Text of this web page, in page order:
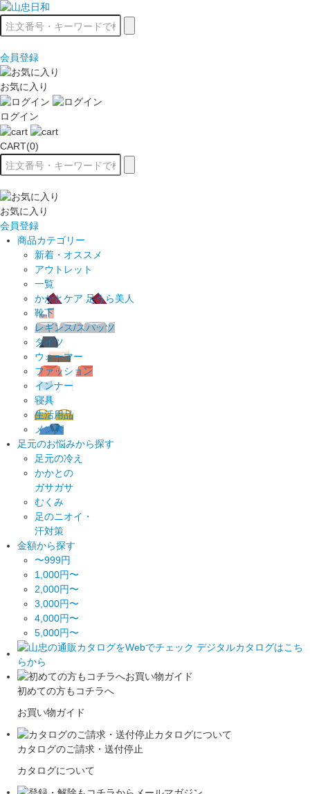
会員登録
お気に入り
ログイン
CART(0)
お気に入り
会員登録
商品カテゴリー
新着・オススメ
アウトレット
一覧
かかとケア 足うら美人
靴下
レギンス/スパッツ
タイツ
ウォーマー
ファッション
インナー
寝具
生活用品
メンズ
足元のお悩みから探す
足元の冷え
かかとの
ガサガサ
むくみ
足のニオイ・
汗対策
金額から探す
〜999円
1,000円〜
2,000円〜
3,000円〜
4,000円〜
5,000円〜
初めての方もコチラへ
お買い物ガイド
カタログのご請求・送付停止
カタログについて